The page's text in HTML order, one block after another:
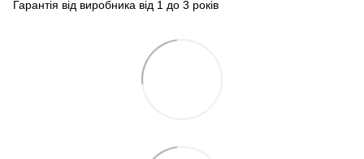
Гарантія від виробника від 1 до 3 років